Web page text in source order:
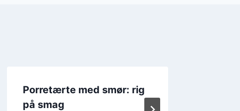
Porretærte med smør: rig
på smag